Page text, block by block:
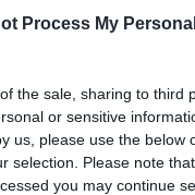
Process My Personal
the sale, sharing to third
or sensitive
us, please use the below
selection. Please note
you may continue